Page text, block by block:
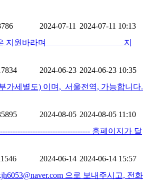
2024-07-11
2024-07-11 10:13
은 지원바라며 지
2024-06-23 2024-06-23 10:35
가세별도) 이며, 서울전역, 가능합니다.
2024-08-05 2024-08-05 11:10
홈페이지가 달
2024-06-14 2024-06-14 15:57
으로 보내주시고, 전화